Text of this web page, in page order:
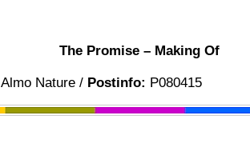
The Promise – Making Of
Almo Nature / Postinfo: P080415